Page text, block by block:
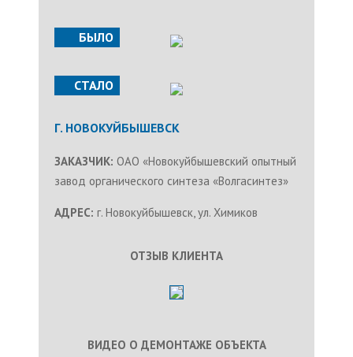
БЫЛО
СТАЛО
Г. НОВОКУЙБЫШЕВСК
ЗАКАЗЧИК: ОАО «Новокуйбышевский опытный
завод органического синтеза «Волгасинтез»
АДРЕС: г. Новокуйбышевск, ул. Химиков
ОТЗЫВ КЛИЕНТА
ВИДЕО О ДЕМОНТАЖЕ ОБЪЕКТА